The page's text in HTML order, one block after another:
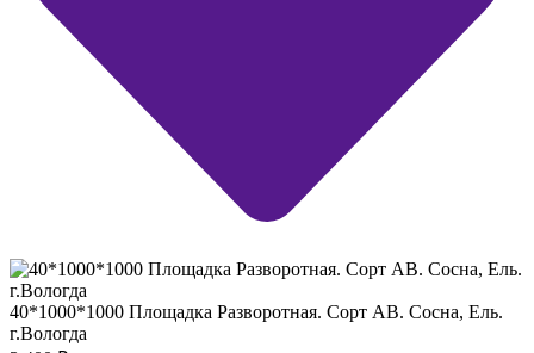
40*1000*1000 Площадка Разворотная. Сорт АВ. Сосна, Ель.
г.Вологда